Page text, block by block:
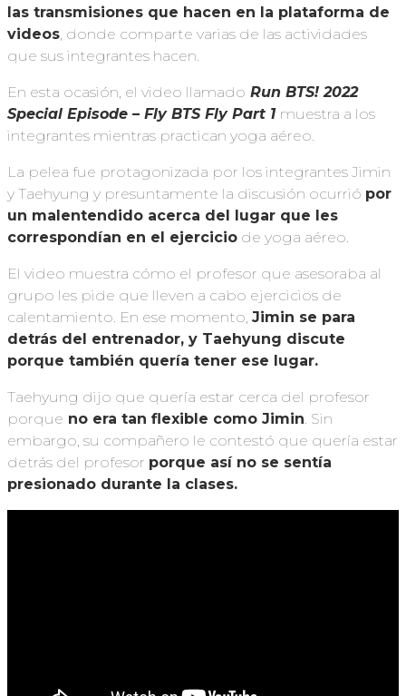
las transmisiones que hacen en la plataforma de
videos, donde comparte varias de las actividades
que sus integrantes hacen.
En esta ocasión, el video llamado Run BTS! 2022
Special Episode – Fly BTS Fly Part 1 muestra a los
integrantes mientras practican yoga aéreo.
La pelea fue protagonizada por los integrantes Jimin
y Taehyung y presuntamente la discusión ocurrió por
un malentendido acerca del lugar que les
correspondían en el ejercicio de yoga aéreo.
El video muestra cómo el profesor que asesoraba al
grupo les pide que lleven a cabo ejercicios de
calentamiento. En ese momento, Jimin se para
detrás del entrenador, y Taehyung discute
porque también quería tener ese lugar.
Taehyung dijo que quería estar cerca del profesor
porque no era tan flexible como Jimin. Sin
embargo, su compañero le contestó que quería estar
detrás del profesor porque así no se sentía
presionado durante la clases.